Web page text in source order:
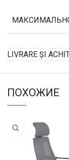
LIVRARE ȘI
ПОХОЖИЕ